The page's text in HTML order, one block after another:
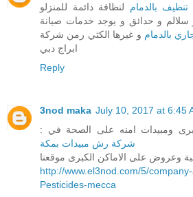
بالدمام لنظافة دائمة للمنزلو
و حدائق و يوجد خدمات صيانة
بالدمام و غيرها الكثي رمن شركة
ابراج دبي
Reply
3nod maka July 10, 2017 at 6:45
ومبيدات امنه على الصحة في :
شركة رش مبيدات بمكة
http://www.el3nod.com/5/
Pesticides-mecca